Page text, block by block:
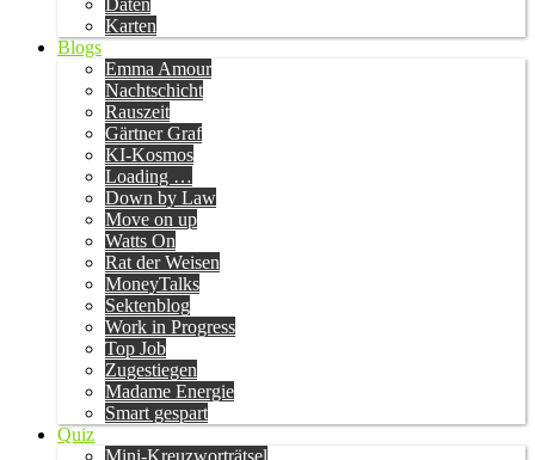
Daten
Karten
Blogs
Emma Amour
Nachtschicht
Rauszeit
Gärtner Graf
KI-Kosmos
Loading …
Down by Law
Move on up
Watts On
Rat der Weisen
MoneyTalks
Sektenblog
Work in Progress
Top Job
Zugestiegen
Madame Energie
Smart gespart
Quiz
Mini-Kreuzworträtsel